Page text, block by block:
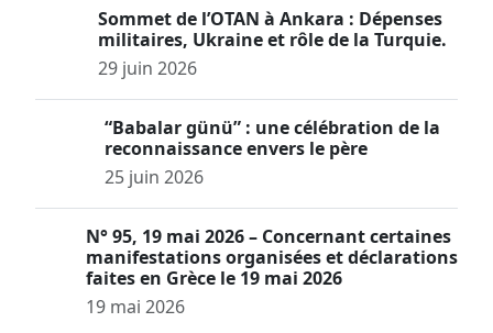
Sommet de l’OTAN à Ankara : Dépenses
militaires, Ukraine et rôle de la Turquie.
29 juin 2026
“Babalar günü” : une célébration de la
reconnaissance envers le père
25 juin 2026
N° 95, 19 mai 2026 – Concernant certaines
manifestations organisées et déclarations
faites en Grèce le 19 mai 2026
19 mai 2026